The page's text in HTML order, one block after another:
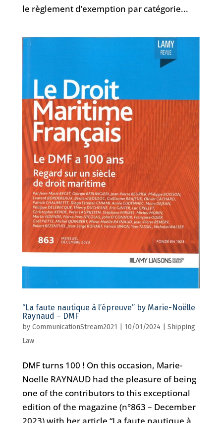
le règlement d’exemption par catégorie...
“La faute nautique à l’épreuve” by Marie-Noëlle
Raynaud – DMF
by CommunicationStream2021 10/01/2024
Shipping
Law
DMF turns 100 ! On this occasion, Marie-
Noelle RAYNAUD had the pleasure of being
one of the contributors to this exceptional
edition of the magazine (n°863 – December